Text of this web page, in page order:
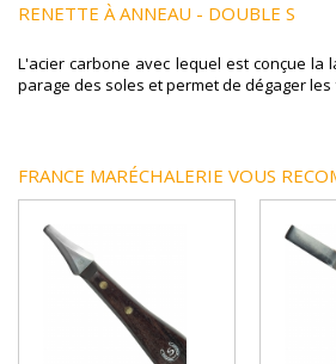
RENETTE À ANNEAU - DOUBLE S
L'acier carbone avec lequel est conçue
parage des soles et permet de dégager
FRANCE MARÉCHALERIE VOUS